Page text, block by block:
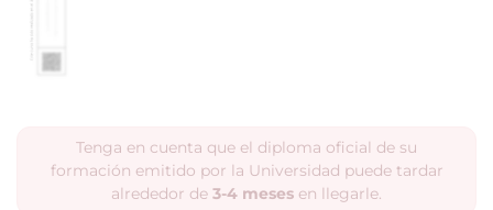
Tenga en cuenta que el diploma oficial de su
formación emitido por la Universidad puede tardar
alrededor de 3-4 meses en llegarle.